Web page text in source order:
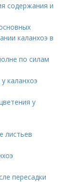
содержания и
каланхоэ в
по силам
каланхоэ
у
листьев
пересадки